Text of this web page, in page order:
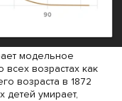
модельное
возрастах как
возраста в 1872
детей умирает,